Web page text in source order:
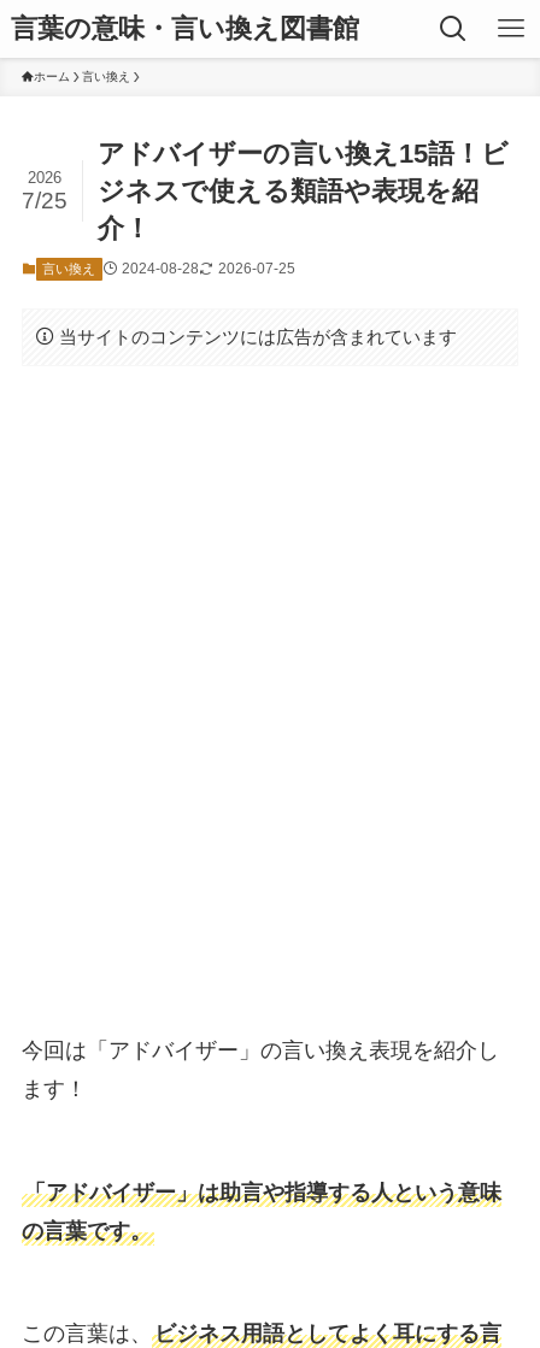
言葉の意味・言い換え図書館
ホーム 言い換え
アドバイザーの言い換え15語！ビ
ジネスで使える類語や表現を紹
介！
2026
7/25
言い換え 2024-08-28 2026-07-25
当サイトのコンテンツには広告が含まれています
今回は「アドバイザー」の言い換え表現を紹介し
ます！
「アドバイザー」は助言や指導する人という意味
の言葉です。
この言葉は、 ビジネス用語としてよく耳にする言